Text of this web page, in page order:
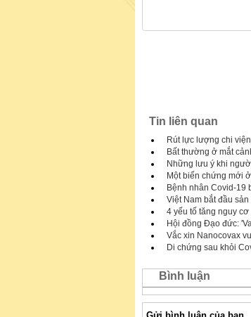
Tin liên quan
Rút lực lượng chi
Bất thường ở mắt
Những lưu ý khi
Một biến chứng mới
Bệnh nhân Covid-19
Việt Nam bắt đầu
4 yếu tố tăng nguy
Hội đồng Đạo đức:
Vắc xin Nanocovax
Di chứng sau khỏi
Bình luận